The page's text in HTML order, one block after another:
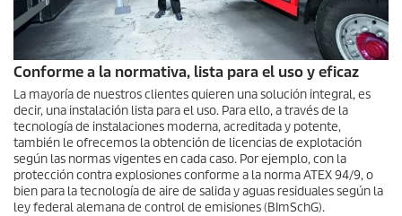
Conforme a la normativa, lista para el uso y eficaz
La mayoría de nuestros clientes quieren una solución integral, es
decir, una instalación lista para el uso. Para ello, a través de la
tecnología de instalaciones moderna, acreditada y potente,
también le ofrecemos la obtención de licencias de explotación
según las normas vigentes en cada caso. Por ejemplo, con la
protección contra explosiones conforme a la norma ATEX 94/9, o
bien para la tecnología de aire de salida y aguas residuales según la
ley federal alemana de control de emisiones (BImSchG).